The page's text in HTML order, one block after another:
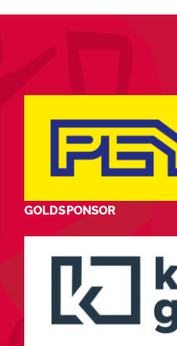
GOLDSPONSOR